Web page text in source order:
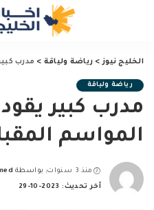
الخليج نيوز> رياضة ولياقة > مدرب
رياضة ولياقة
مدرب كبير
المواسم
منذ 3 سنوات
Posted
by
بواسطة
آخر تحديث: 2023-10-29